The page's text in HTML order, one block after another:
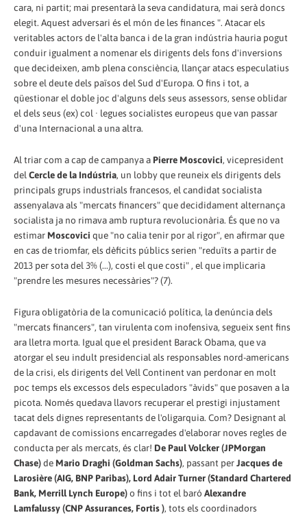
cara, ni partit; mai presentarà la seva candidatura, mai serà doncs
elegit. Aquest adversari és el món de les finances ". Atacar els
veritables actors de l'alta banca i de la gran indústria hauria pogut
conduir igualment a nomenar els dirigents dels fons d'inversions
que decideixen, amb plena consciència, llançar atacs especulatius
sobre el deute dels països del Sud d'Europa. O fins i tot, a
qüestionar el doble joc d'alguns dels seus assessors, sense oblidar
el dels seus (ex) col · legues socialistes europeus que van passar
d'una Internacional a una altra.
Al triar com a cap de campanya a Pierre Moscovici, vicepresident
delCercle de la Indústria, un lobby que reuneix els dirigents dels
principals grups industrials francesos, el candidat socialista
assenyalava als "mercats financers" que decididament alternança
socialista ja no rimava amb ruptura revolucionària. És que no va
estimar Moscovici que "no calia tenir por al rigor", en afirmar que
en cas de triomfar, els dèficits públics serien "reduïts a partir de
2013 per sota del 3% (...), costi el que costi" , el que implicaria
"prendre les mesures necessàries"? (7).
Figura obligatòria de la comunicació política, la denúncia dels
"mercats financers", tan virulenta com inofensiva, segueix sent fins
ara lletra morta. Igual que el president Barack Obama, que va
atorgar el seu indult presidencial als responsables nord-americans
de la crisi, els dirigents del Vell Continent van perdonar en molt
poc temps els excessos dels especuladors "àvids" que posaven a la
picota. Només quedava llavors recuperar el prestigi injustament
tacat dels dignes representants de l'oligarquia. Com? Designant al
capdavant de comissions encarregades d'elaborar noves regles de
conducta per als mercats, és clar! De Paul Volcker (JPMorgan
Chase)de Mario Draghi (Goldman Sachs), passant perJacques de
Larosière (AIG, BNP Paribas), Lord Adair Turner (Standard Chartered
Bank, Merrill Lynch Europe)o fins i tot el baró Alexandre
Lamfalussy (CNP Assurances, Fortis ), tots els coordinadors